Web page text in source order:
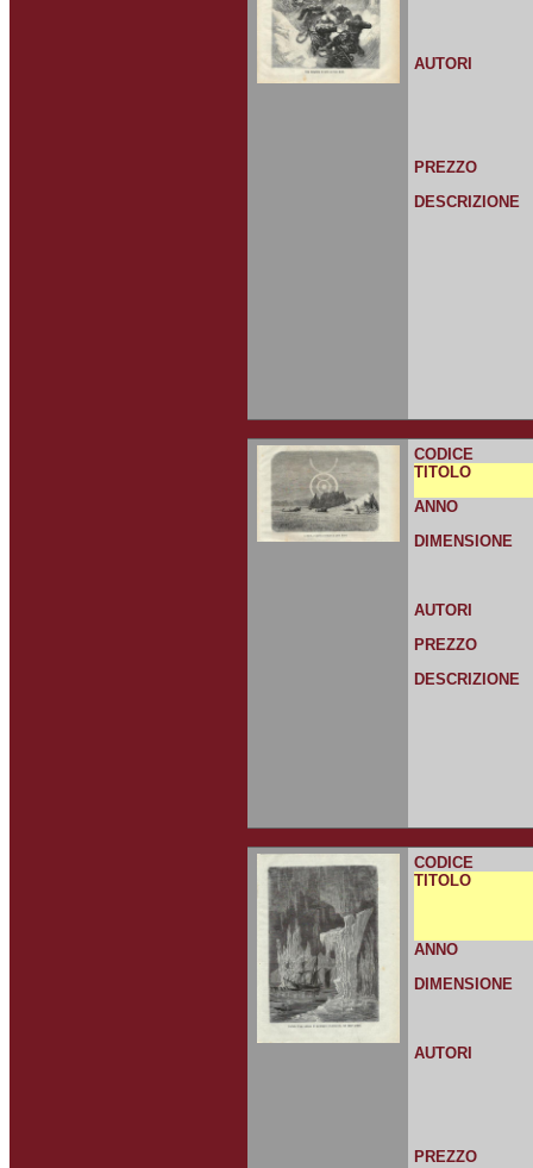
AUTORI
PREZZO
DESCRIZIONE
CODICE
TITOLO
ANNO
DIMENSIONE
AUTORI
PREZZO
DESCRIZIONE
CODICE
TITOLO
ANNO
DIMENSIONE
AUTORI
PREZZO